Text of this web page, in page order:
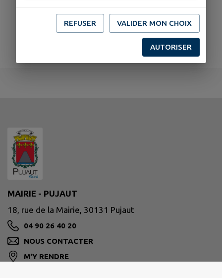
MAIRIE - PUJAUT
18, rue de la Mairie, 30131 Pujaut
04 90 26 40 20
NOUS CONTACTER
M'Y RENDRE
REFUSER VALIDER MON CHOIX
AUTORISER